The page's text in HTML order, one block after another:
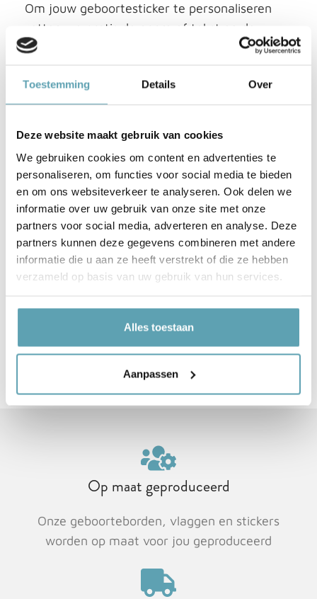
Toestemming Details Over
Deze website maakt gebruik van cookies
We gebruiken cookies om content en advertenties te
personaliseren, om functies voor social media te bieden
en om ons websiteverkeer te analyseren. Ook delen we
informatie over uw gebruik van onze site met onze
partners voor social media, adverteren en analyse. Deze
partners kunnen deze gegevens combineren met andere
informatie die u aan ze heeft verstrekt of die ze hebben
verzameld op basis van uw gebruik van hun services.
Alles toestaan
Aanpassen
Om jouw geboortesticker te personaliseren
zetten we gratis de naam of tekst op de
raamsticker.
Geboortesticker ‘Koalaberen in luchtballon’ is
verkrijgbaar in 3 formaten, zodat je de
formaat van jouw raam. Zo zit er altijd een
formaat tussen dat past bij jouw situatie.
Daarnaast is deze geboortesticker
verkrijgbaar in 3 leuke kleuren:
Blauw
Roze
Home
Raamstickers
Op maat geproduceerd
Onze geboorteborden, vlaggen en stickers
worden op maat voor jou geproduceerd